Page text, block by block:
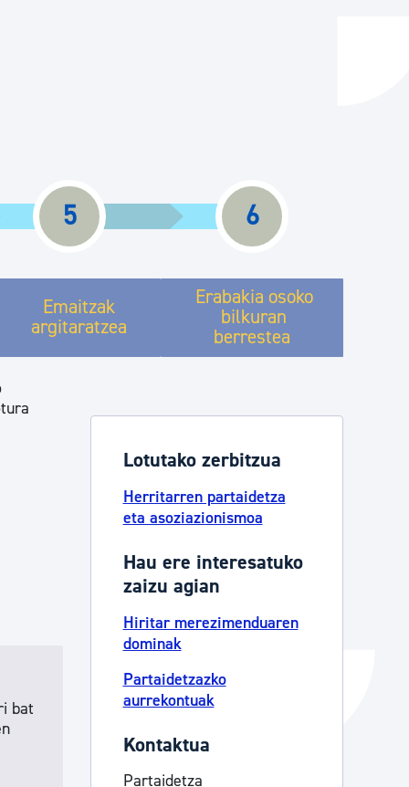
5
Emaitzak
argitaratzea
6
Erabakia osoko
bilkuran
berrestea
bat
Lotutako zerbitzua
Herritarren partaidetza
eta asoziazionismoa
Hau ere interesatuko
zaizu agian
Hiritar merezimenduaren
dominak
Partaidetzazko
aurrekontuak
Kontaktua
Partaidetza